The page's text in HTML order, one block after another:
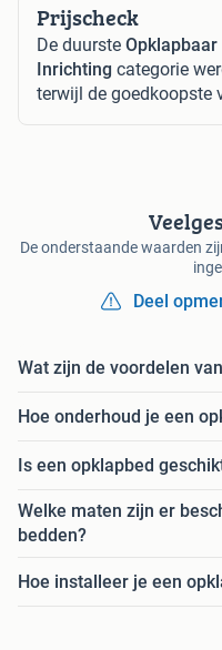
Prijscheck
De duurste Opklapbaar
Inrichting categorie
terwijl de goedkoopste
De onderstaande waarden
Deel
Wat zijn de voordelen
Hoe onderhoud je een
Is een opklapbed
Welke maten zijn er
bedden?
Hoe installeer je een